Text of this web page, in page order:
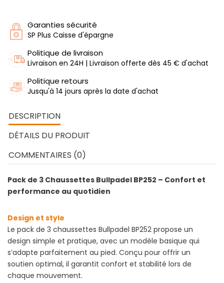
Garanties sécurité
SP Plus Caisse d'épargne
Politique de livraison
Livraison en 24H | Livraison offerte dès 45 € d'achat
Politique retours
Jusqu'à 14 jours après la date d'achat
DESCRIPTION
DÉTAILS DU PRODUIT
COMMENTAIRES (0)
Pack de 3 Chaussettes Bullpadel BP252 – Confort et
performance au quotidien
Design et style
Le pack de 3 chaussettes Bullpadel BP252 propose un
design simple et pratique, avec un modèle basique qui
s’adapte parfaitement au pied. Conçu pour offrir un
soutien optimal, il garantit confort et stabilité lors de
chaque mouvement.